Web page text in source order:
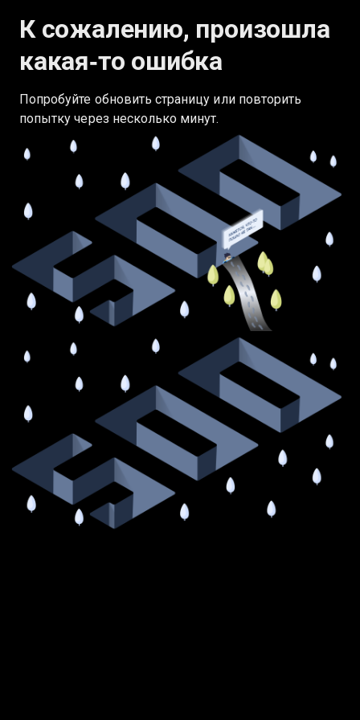
К сожалению, произошла
какая‑то ошибка
Попробуйте обновить страницу или повторить
попытку через несколько минут.